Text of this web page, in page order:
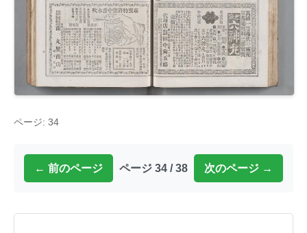
ページ: 34
← 前のページ ページ 34 / 38 次のページ →